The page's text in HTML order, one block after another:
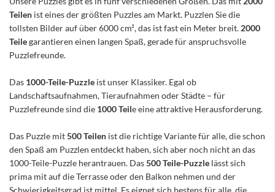
Teilen ist eines der größten Puzzles am Markt. Puzzlen Sie die
tollsten Bilder auf über 6000 cm², das ist fast ein Meter breit. 2000
Teilegarantieren einen langen Spaß, gerade für anspruchsvolle
Puzzlefreunde.
Das 1000-Teile-Puzzle ist unser Klassiker. Egal ob
Landschaftsaufnahmen, Tieraufnahmen oder Städte – für
Puzzlefreunde sind die 1000 Teile eine attraktive Herausforderung.
Das Puzzle mit500 Teilen ist die richtige Variante für alle, die schon
den Spaß am Puzzlen entdeckt haben, sich aber noch nicht an das
1000-Teile-Puzzle herantrauen. Das500 Teile-Puzzle lässt sich
prima mit auf die Terrasse oder den Balkon nehmen und der
Schwierigkeitsgrad ist mittel. Es eignet sich bestens für alle, die